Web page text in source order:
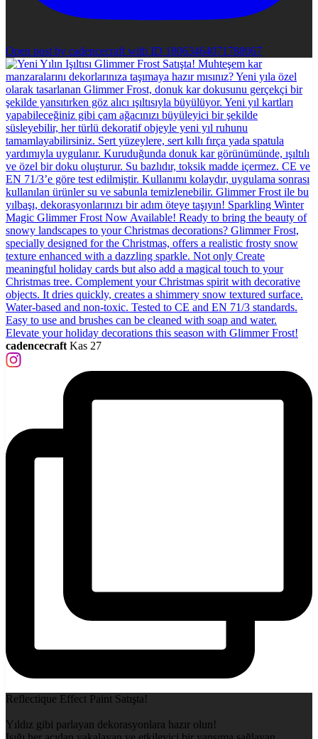
Open post by cadencecraft with ID 18063464071788067
cadencecraft Kas 27
Reflectique Effect Paint Satışta!
Yıldız gibi parlayan dekorasyonlara hazır olun!